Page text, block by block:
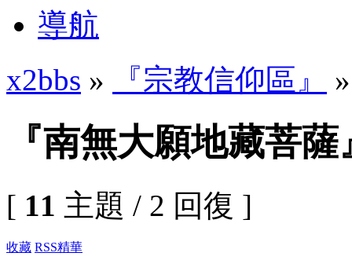
導航
x2bbs » 『宗教信仰區』
『南無大願地藏菩薩
[ 11 主題 / 2 回復 ]
收藏 RSS精華